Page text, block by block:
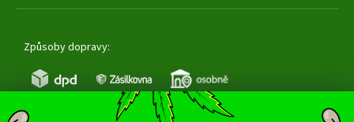
Způsoby dopravy: